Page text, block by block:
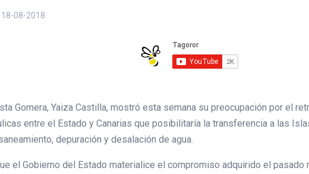
18-08-2018
Gomera, Yaiza Castilla, mostró esta semana su preocupación por el
entre el Estado y Canarias que posibilitaría la transferencia a las
depuración y desalación de agua.
el Gobierno del Estado materialice el compromiso adquirido el